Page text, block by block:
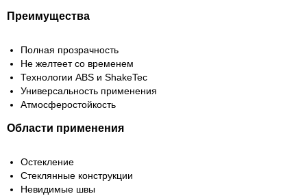
Преимущества
Полная прозрачность
Не желтеет со временем
Технологии ABS и ShakeTec
Универсальность применения
Атмосферостойкость
Области применения
Остекление
Стеклянные конструкции
Невидимые швы